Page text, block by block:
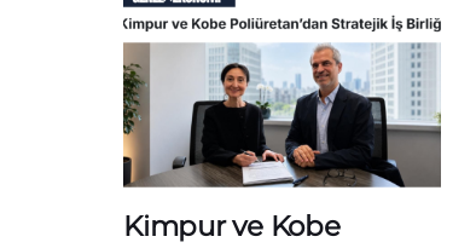
Kimpur ve Kobe